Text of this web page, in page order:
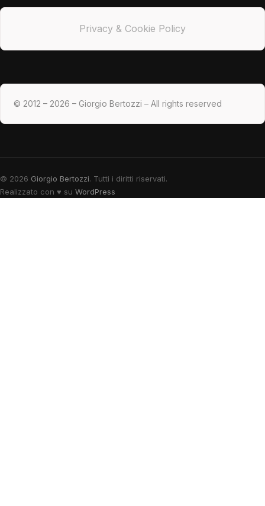
Privacy & Cookie Policy
© 2012 – 2026 – Giorgio Bertozzi – All rights reserved
© 2026 Giorgio Bertozzi. Tutti i diritti riservati.
Realizzato con ♥ su WordPress